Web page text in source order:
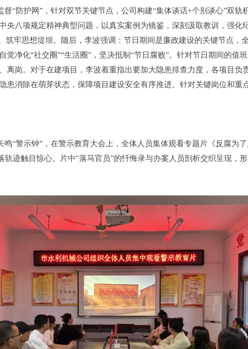
督“防护网”， 针对双节关键节点，公司构建“集体谈话+个别谈心”双轨
央八项规定精神典型问题，以真实案例为镜鉴，深刻汲取教训，强化
筑牢思想堤坝 。 随后， 李波强调 ： 节日期间是廉政建设的关键节点，
自觉净化“社交圈”“生活圈” ， 坚决抵制 “节日腐败”。针对节日期间的值
离岗。对于在建项目， 李波着重指出要加大隐患排查力度 ， 各项目负
消除在萌芽状态，保障项目建设安全有序推进。 针对关键岗位和重
“警示钟”， 在警示教育大会上，全体人员集体观看专题片《反腐为
轨迹触目惊心。片中"落马官员”的忏悔录与办案人员剖析交织呈现，形